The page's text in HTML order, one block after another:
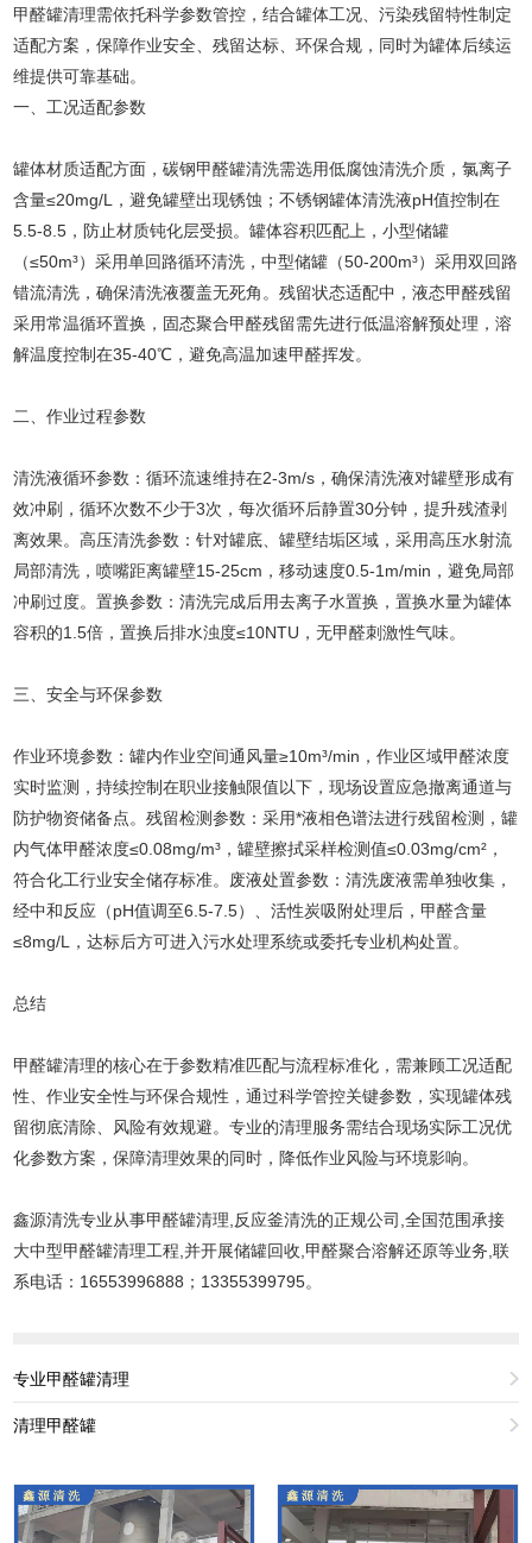
甲醛罐清理需依托科学参数管控，结合罐体工况、污染残留特性制定
适配方案，保障作业安全、残留达标、环保合规，同时为罐体后续运
维提供可靠基础。
一、工况适配参数
罐体材质适配方面，碳钢甲醛罐清洗需选用低腐蚀清洗介质，氯离子
含量≤20mg/L，避免罐壁出现锈蚀；不锈钢罐体清洗液pH值控制在
5.5-8.5，防止材质钝化层受损。罐体容积匹配上，小型储罐
（≤50m³）采用单回路循环清洗，中型储罐（50-200m³）采用双回路
错流清洗，确保清洗液覆盖无死角。残留状态适配中，液态甲醛残留
采用常温循环置换，固态聚合甲醛残留需先进行低温溶解预处理，溶
解温度控制在35-40℃，避免高温加速甲醛挥发。
二、作业过程参数
清洗液循环参数：循环流速维持在2-3m/s，确保清洗液对罐壁形成有
效冲刷，循环次数不少于3次，每次循环后静置30分钟，提升残渣剥
离效果。高压清洗参数：针对罐底、罐壁结垢区域，采用高压水射流
局部清洗，喷嘴距离罐壁15-25cm，移动速度0.5-1m/min，避免局部
冲刷过度。置换参数：清洗完成后用去离子水置换，置换水量为罐体
容积的1.5倍，置换后排水浊度≤10NTU，无甲醛刺激性气味。
三、安全与环保参数
作业环境参数：罐内作业空间通风量≥10m³/min，作业区域甲醛浓度
实时监测，持续控制在职业接触限值以下，现场设置应急撤离通道与
防护物资储备点。残留检测参数：采用*液相色谱法进行残留检测，罐
内气体甲醛浓度≤0.08mg/m³，罐壁擦拭采样检测值≤0.03mg/cm²，
符合化工行业安全储存标准。废液处置参数：清洗废液需单独收集，
经中和反应（pH值调至6.5-7.5）、活性炭吸附处理后，甲醛含量
≤8mg/L，达标后方可进入污水处理系统或委托专业机构处置。
总结
甲醛罐清理的核心在于参数精准匹配与流程标准化，需兼顾工况适配
性、作业安全性与环保合规性，通过科学管控关键参数，实现罐体残
留彻底清除、风险有效规避。专业的清理服务需结合现场实际工况优
化参数方案，保障清理效果的同时，降低作业风险与环境影响。
鑫源清洗专业从事甲醛罐清理,反应釜清洗的正规公司,全国范围承接
大中型甲醛罐清理工程,并开展储罐回收,甲醛聚合溶解还原等业务,联
系电话：16553996888；13355399795。
专业甲醛罐清理
清理甲醛罐